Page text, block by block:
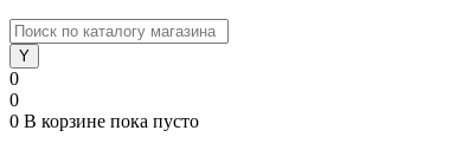
0
0
0 В корзине пока пусто